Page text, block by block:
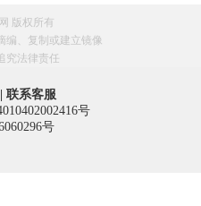
通过此页面咨询，已获得专属情感方
137****3345
过此页面咨询，已获得专属情感方案
光??? 通过此页面咨询，已获得专属情
版权所有
编、复制或建立镜像
究法律责任
联系客服
号
号